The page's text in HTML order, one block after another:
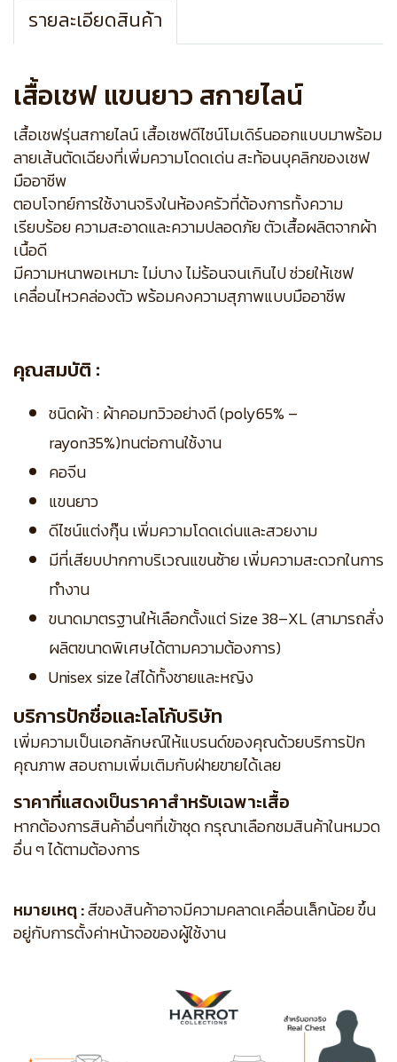
รายละเอียดสินค้า
เสื้อเชฟ แขนยาว สกายไลน์
เสื้อเชฟรุ่นสกายไลน์ เสื้อเชฟดีไซน์โมเดิร์นออกแบบมาพร้อม
ลายเส้นตัดเฉียงที่เพิ่มความโดดเด่น สะท้อนบุคลิกของเชฟ
มืออาชีพ
ตอบโจทย์การใช้งานจริงในห้องครัวที่ต้องการทั้งความ
เรียบร้อย ความสะอาดและความปลอดภัย ตัวเสื้อผลิตจากผ้า
เนื้อดี
มีความหนาพอเหมาะ ไม่บาง ไม่ร้อนจนเกินไป ช่วยให้เชฟ
เคลื่อนไหวคล่องตัว พร้อมคงความสุภาพแบบมืออาชีพ
คุณสมบัติ :
ชนิดผ้า : ผ้าคอมทวิวอย่างดี (poly65% –
rayon35%)ทนต่อกานใช้งาน
คอจีน
แขนยาว
ดีไซน์แต่งกุ๊น เพิ่มความโดดเด่นและสวยงาม
มีที่เสียบปากกาบริเวณแขนซ้าย เพิ่มความสะดวกในการ
ทำงาน
ขนาดมาตรฐานให้เลือกตั้งแต่ Size 38–XL (สามารถสั่ง
ผลิตขนาดพิเศษได้ตามความต้องการ)
Unisex size ใส่ได้ทั้งชายและหญิง
บริการปักชื่อและโลโก้บริษัท
เพิ่มความเป็นเอกลักษณ์ให้แบรนด์ของคุณด้วยบริการปัก
คุณภาพ สอบถามเพิ่มเติมกับฝ่ายขายได้เลย
ราคาที่แสดงเป็นราคาสำหรับเฉพาะเสื้อ
หากต้องการสินค้าอื่นๆที่เข้าชุด กรุณาเลือกชมสินค้าในหมวด
อื่น ๆ ได้ตามต้องการ
หมายเหตุ :สีของสินค้าอาจมีความคลาดเคลื่อนเล็กน้อย ขึ้น
อยู่กับการตั้งค่าหน้าจอของผู้ใช้งาน